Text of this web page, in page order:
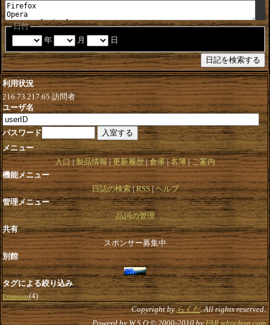
日付
年
月 日
利用状況
216.73.217.65訪問者
ユーザ名
パスワード
メニュー
入口 製品情報 更新履歴 倉庫 名簿 ご案内
機能メニュー
日誌の検索 RSS ヘルプ
管理メニュー
品詞の管理
共有
スポンサー募集中
別館
タグによる絞り込み
Extensions(4)
Copyright byらくだ. All rights reserved.
Powerd by W.S.O © 2000-2010 byFAR.whochan.com